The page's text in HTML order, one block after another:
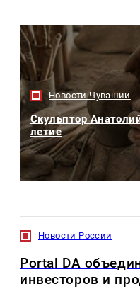
Новости Чувашии
Скульптор
летие
Новости России
Portal DA
инвесторов и